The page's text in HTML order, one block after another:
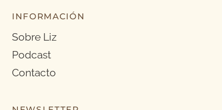
INFORMACIÓN
Sobre Liz
Podcast
Contacto